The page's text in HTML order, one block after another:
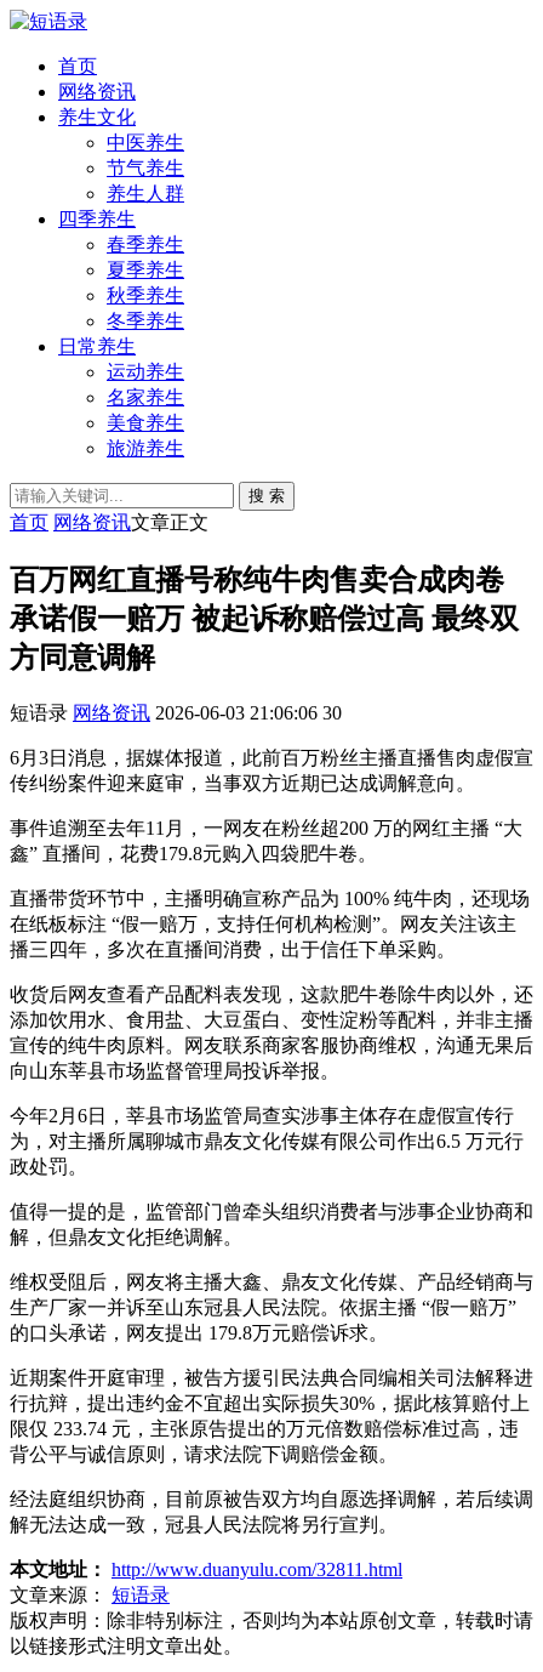
首页
网络资讯
养生文化
中医养生
节气养生
养生人群
四季养生
春季养生
夏季养生
秋季养生
冬季养生
日常养生
运动养生
名家养生
美食养生
旅游养生
搜 索
首页 网络资讯文章正文
百万网红直播号称纯牛肉售卖合成肉卷
承诺假一赔万 被起诉称赔偿过高 最终双
方同意调解
短语录 网络资讯 2026-06-03 21:06:06 30
6月3日消息，据媒体报道，此前百万粉丝主播直播售肉虚假宣
传纠纷案件迎来庭审，当事双方近期已达成调解意向。
事件追溯至去年11月，一网友在粉丝超200 万的网红主播 “大
鑫” 直播间，花费179.8元购入四袋肥牛卷。
直播带货环节中，主播明确宣称产品为 100% 纯牛肉，还现场
在纸板标注 “假一赔万，支持任何机构检测”。网友关注该主
播三四年，多次在直播间消费，出于信任下单采购。
收货后网友查看产品配料表发现，这款肥牛卷除牛肉以外，还
添加饮用水、食用盐、大豆蛋白、变性淀粉等配料，并非主播
宣传的纯牛肉原料。网友联系商家客服协商维权，沟通无果后
向山东莘县市场监督管理局投诉举报。
今年2月6日，莘县市场监管局查实涉事主体存在虚假宣传行
为，对主播所属聊城市鼎友文化传媒有限公司作出6.5 万元行
政处罚。
值得一提的是，监管部门曾牵头组织消费者与涉事企业协商和
解，但鼎友文化拒绝调解。
维权受阻后，网友将主播大鑫、鼎友文化传媒、产品经销商与
生产厂家一并诉至山东冠县人民法院。依据主播 “假一赔万”
的口头承诺，网友提出 179.8万元赔偿诉求。
近期案件开庭审理，被告方援引民法典合同编相关司法解释进
行抗辩，提出违约金不宜超出实际损失30%，据此核算赔付上
限仅 233.74 元，主张原告提出的万元倍数赔偿标准过高，违
背公平与诚信原则，请求法院下调赔偿金额。
经法庭组织协商，目前原被告双方均自愿选择调解，若后续调
解无法达成一致，冠县人民法院将另行宣判。
本文地址： http://www.duanyulu.com/32811.html
文章来源：
短语录
版权声明： 除非特别标注，否则均为本站原创文章，转载时请
以链接形式注明文章出处。